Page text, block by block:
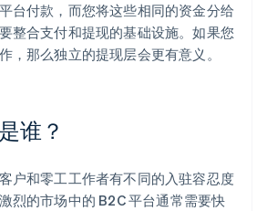
台付款，而您将这些相同的资金分给
整合支付和提现的基础设施。如果您
，那么独立的提现层会更有意义。
谁？
户和零工工作者有不同的入驻容忍度
烈的市场中的 B2C 平台通常需要快